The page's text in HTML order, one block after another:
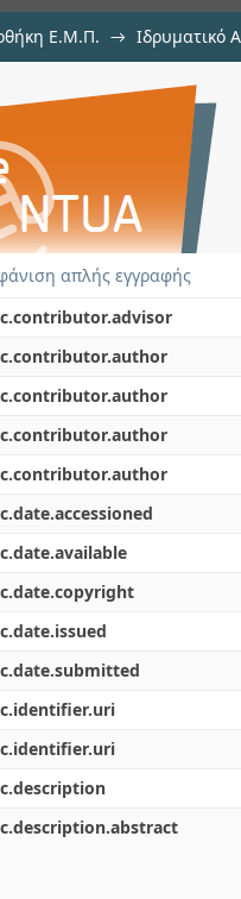
Ε.Μ.Π. → Ιδρυματικό
ως πηγή
απλής εγγραφής